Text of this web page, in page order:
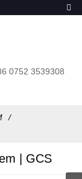
0752 3539308
| GCS